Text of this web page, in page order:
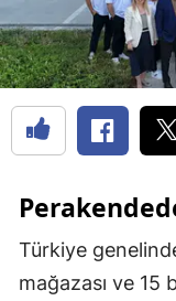
Türkiye
mağazası ve